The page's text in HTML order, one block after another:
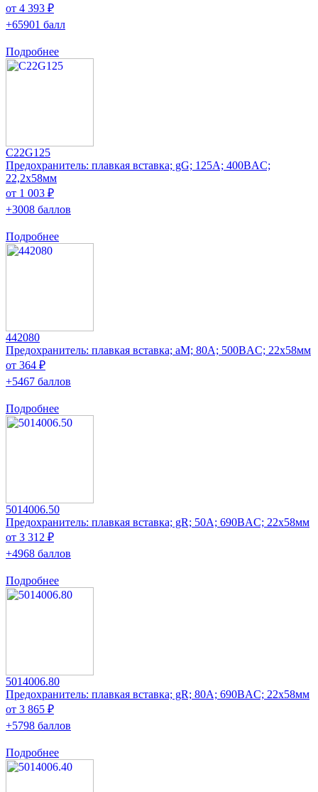
от 4 393 ₽
+65901 балл
Подробнее
C22G125
Предохранитель: плавкая вставка; gG; 125А; 400ВAC;
22,2x58мм
от 1 003 ₽
+3008 баллов
Подробнее
442080
Предохранитель: плавкая вставка; aM; 80А; 500ВAC; 22x58мм
от 364 ₽
+5467 баллов
Подробнее
5014006.50
Предохранитель: плавкая вставка; gR; 50А; 690ВAC; 22x58мм
от 3 312 ₽
+4968 баллов
Подробнее
5014006.80
Предохранитель: плавкая вставка; gR; 80А; 690ВAC; 22x58мм
от 3 865 ₽
+5798 баллов
Подробнее